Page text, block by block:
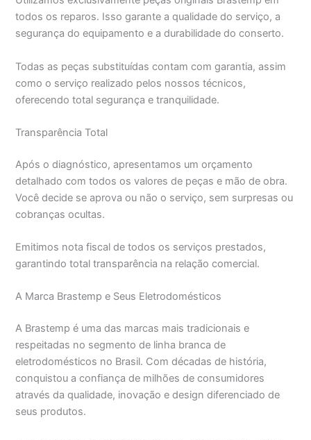
todos os reparos. Isso garante a qualidade do serviço, a
segurança do equipamento e a durabilidade do conserto.
Todas as peças substituídas contam com garantia, assim
como o serviço realizado pelos nossos técnicos,
oferecendo total segurança e tranquilidade.
Transparência Total
Após o diagnóstico, apresentamos um orçamento
detalhado com todos os valores de peças e mão de obra.
Você decide se aprova ou não o serviço, sem surpresas ou
cobranças ocultas.
Emitimos nota fiscal de todos os serviços prestados,
garantindo total transparência na relação comercial.
A Marca Brastemp e Seus Eletrodomésticos
A Brastemp é uma das marcas mais tradicionais e
respeitadas no segmento de linha branca de
eletrodomésticos no Brasil. Com décadas de história,
conquistou a confiança de milhões de consumidores
através da qualidade, inovação e design diferenciado de
seus produtos.